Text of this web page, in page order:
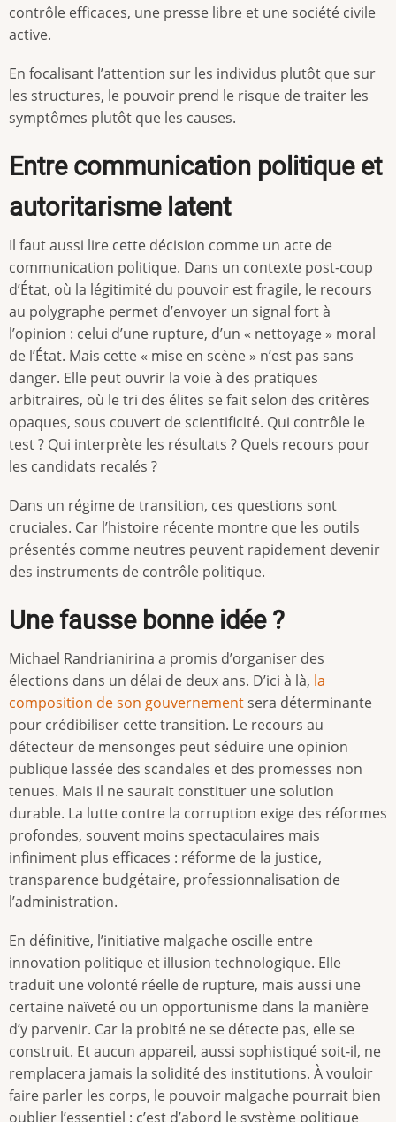
contrôle efficaces, une presse libre et une société civile
active.
En focalisant l’attention sur les individus plutôt que sur
les structures, le pouvoir prend le risque de traiter les
symptômes plutôt que les causes.
Entre communication politique et
autoritarisme latent
Il faut aussi lire cette décision comme un acte de
communication politique. Dans un contexte post-coup
d’État, où la légitimité du pouvoir est fragile, le recours
au polygraphe permet d’envoyer un signal fort à
l’opinion : celui d’une rupture, d’un « nettoyage » moral
de l’État. Mais cette « mise en scène » n’est pas sans
danger. Elle peut ouvrir la voie à des pratiques
arbitraires, où le tri des élites se fait selon des critères
opaques, sous couvert de scientificité. Qui contrôle le
test ? Qui interprète les résultats ? Quels recours pour
les candidats recalés ?
Dans un régime de transition, ces questions sont
cruciales. Car l’histoire récente montre que les outils
présentés comme neutres peuvent rapidement devenir
des instruments de contrôle politique.
Une fausse bonne idée ?
Michael Randrianirina a promis d’organiser des
élections dans un délai de deux ans. D’ici à là, la
composition de son gouvernementsera déterminante
pour crédibiliser cette transition. Le recours au
détecteur de mensonges peut séduire une opinion
publique lassée des scandales et des promesses non
tenues. Mais il ne saurait constituer une solution
durable. La lutte contre la corruption exige des réformes
profondes, souvent moins spectaculaires mais
infiniment plus efficaces : réforme de la justice,
transparence budgétaire, professionnalisation de
l’administration.
En définitive, l’initiative malgache oscille entre
innovation politique et illusion technologique. Elle
traduit une volonté réelle de rupture, mais aussi une
certaine naïveté ou un opportunisme dans la manière
d’y parvenir. Car la probité ne se détecte pas, elle se
construit. Et aucun appareil, aussi sophistiqué soit-il, ne
remplacera jamais la solidité des institutions. À vouloir
faire parler les corps, le pouvoir malgache pourrait bien
oublier l’essentiel : c’est d’abord le système politique